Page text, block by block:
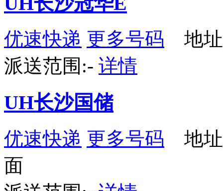
优速快递 更多号码 地
派送范围:- 详情
UH长沙国储
优速快递 更多号码 地址
面